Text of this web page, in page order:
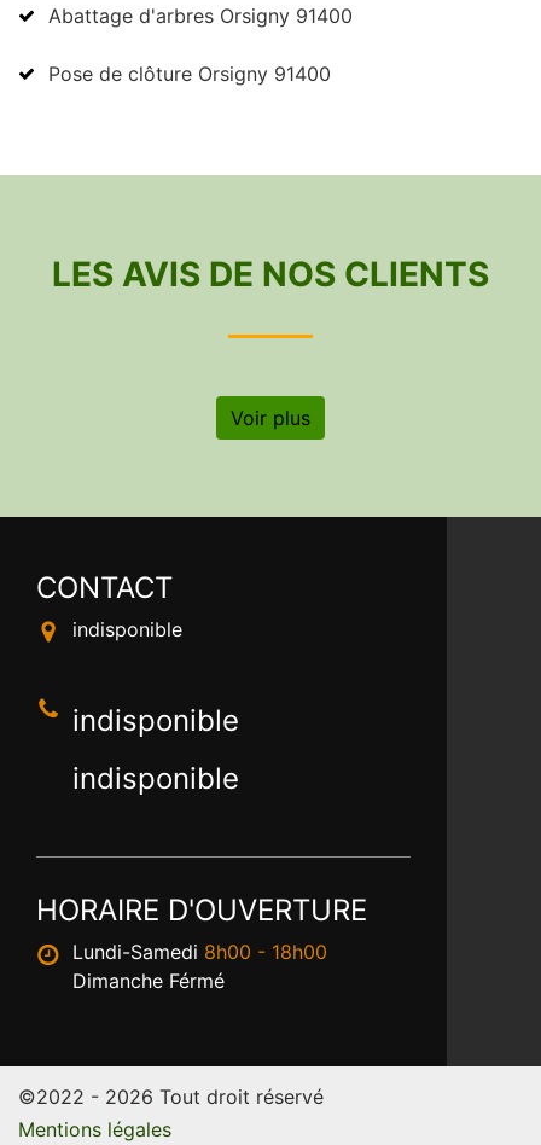
Abattage d'arbres Orsigny 91400
Pose de clôture Orsigny 91400
LES AVIS DE NOS CLIENTS
Voir plus
CONTACT
indisponible
indisponible
indisponible
HORAIRE D'OUVERTURE
Lundi-Samedi 8h00 - 18h00
Dimanche Férmé
©2022 - 2026 Tout droit réservé
Mentions légales